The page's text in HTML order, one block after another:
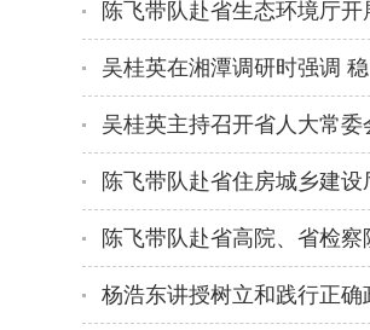
吴桂英主持召开省人大常委
杨浩东讲授树立和践行正